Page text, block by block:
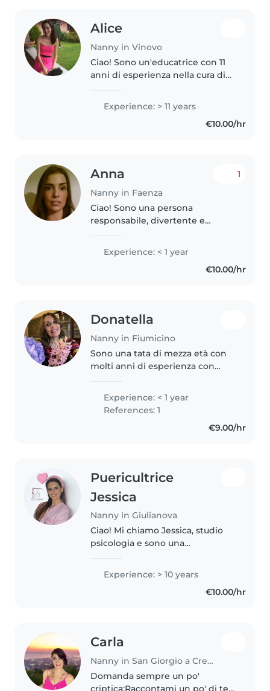
Alice
Nanny in Vinovo
Ciao! Sono un'educatrice con 11
anni di esperienza nella cura di
leggere e fare lavoretti con i
bambini. Sono paziente, creativa
Experience: > 11 years
€10.00/hr
Anna
Nanny in Faenza
1
Ciao! Sono una persona
responsabile, divertente e
prima esperienza come tata. Ho
la patente e posso venire a casa
tua. Mi piace disegnare, fare
Experience: < 1 year
€10.00/hr
Donatella
Nanny in Fiumicino
Sono una tata di mezza età con
molti anni di esperienza con
persona divertente, responsabile
e loquace. Sono diplomata al..
Experience: < 1 year
References: 1
€9.00/hr
Puericultrice
Jessica
Nanny in Giulianova
Ciao! Mi chiamo Jessica, studio
psicologia e sono una
nella cura e nel supporto ai
bambini e alle loro famiglie. Il
Experience: > 10 years
€10.00/hr
Carla
Nanny in San Giorgio a Cremano
Domanda sempre un po'
criptica:Raccontami un po' di te!